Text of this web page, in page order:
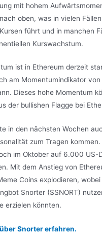
mit hohem
oben, was in vielen
führt und in manchen
Kurswachstum.
ist in Ethereum derzeit
am Momentumindikator
Dieses hohe Momentum
der bullishen Flagge bei
in den nächsten Wochen
zum Tragen
im Oktober auf 6.000 US-
Mit dem Anstieg von
Coins explodieren, wobei
Snorter ($SNORT)
erzielen könnten.
Snorter erfahren.